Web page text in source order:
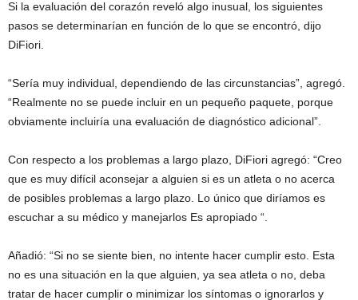
Si la evaluación del corazón reveló algo inusual, los siguientes
pasos se determinarían en función de lo que se encontró, dijo
DiFiori.
“Sería muy individual, dependiendo de las circunstancias”, agregó.
“Realmente no se puede incluir en un pequeño paquete, porque
obviamente incluiría una evaluación de diagnóstico adicional”.
Con respecto a los problemas a largo plazo, DiFiori agregó: “Creo
que es muy difícil aconsejar a alguien si es un atleta o no acerca
de posibles problemas a largo plazo. Lo único que diríamos es
escuchar a su médico y manejarlos Es apropiado “.
Añadió: “Si no se siente bien, no intente hacer cumplir esto. Esta
no es una situación en la que alguien, ya sea atleta o no, deba
tratar de hacer cumplir o minimizar los síntomas o ignorarlos y